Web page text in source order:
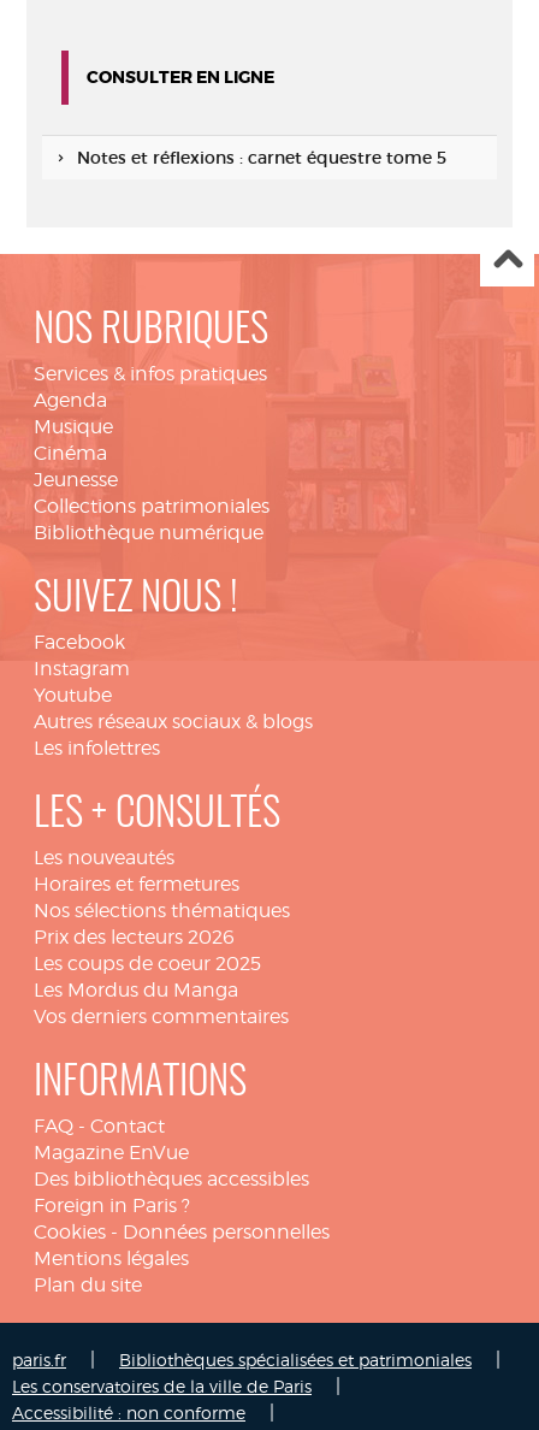
CONSULTER EN LIGNE
Notes et réflexions : carnet équestre tome 5
NOS RUBRIQUES
Services & infos pratiques
Agenda
Musique
Cinéma
Jeunesse
Collections patrimoniales
Bibliothèque numérique
SUIVEZ NOUS !
Facebook
Instagram
Youtube
Autres réseaux sociaux & blogs
Les infolettres
LES + CONSULTÉS
Les nouveautés
Horaires et fermetures
Nos sélections thématiques
Prix des lecteurs 2026
Les coups de coeur 2025
Les Mordus du Manga
Vos derniers commentaires
INFORMATIONS
FAQ - Contact
Magazine EnVue
Des bibliothèques accessibles
Foreign in Paris ?
Cookies - Données personnelles
Mentions légales
Plan du site
paris.fr Bibliothèques spécialisées et patrimoniales
Les conservatoires de la ville de Paris
Accessibilité : non conforme